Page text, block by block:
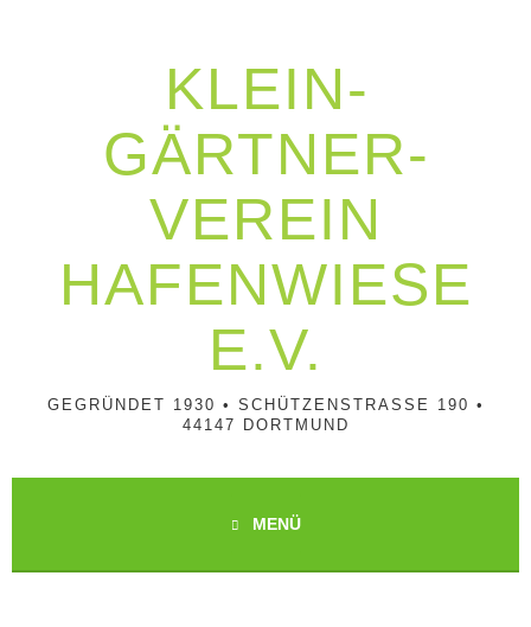
KLEIN­
GÄRTNER­
VEREIN
HAFENWIESE
E.V.
GEGRÜNDET 1930 • SCHÜTZENSTRASSE 190 • 4
4147 DORTMUND
MENÜ